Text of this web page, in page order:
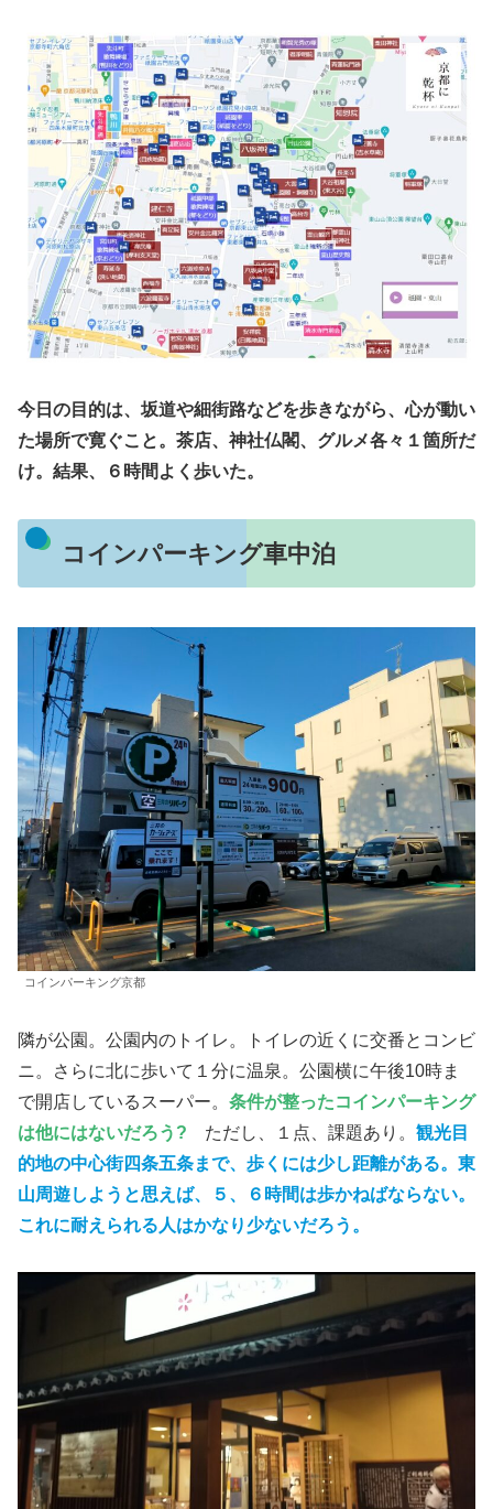
今日の目的は、坂道や細街路などを歩きながら、心が動い
た場所で寛ぐこと。茶店、神社仏閣、グルメ各々１箇所だ
け。結果、６時間よく歩いた。
コインパーキング車中泊
コインパーキング京都
隣が公園。公園内のトイレ。トイレの近くに交番とコンビ
ニ。さらに北に歩いて１分に温泉。公園横に午後10時ま
で開店しているスーパー。 条件が整ったコインパーキング
は他にはないだろう? ただし、１点、課題あり。 観光目
的地の中心街四条五条まで、歩くには少し距離がある。東
山周遊しようと思えば、５、６時間は歩かねばならない。
これに耐えられる人はかなり少ないだろう。